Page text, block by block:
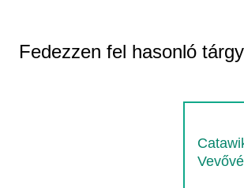
Fedezzen fel hasonló